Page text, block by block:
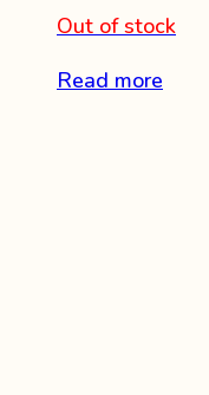
Out of stock
Read more